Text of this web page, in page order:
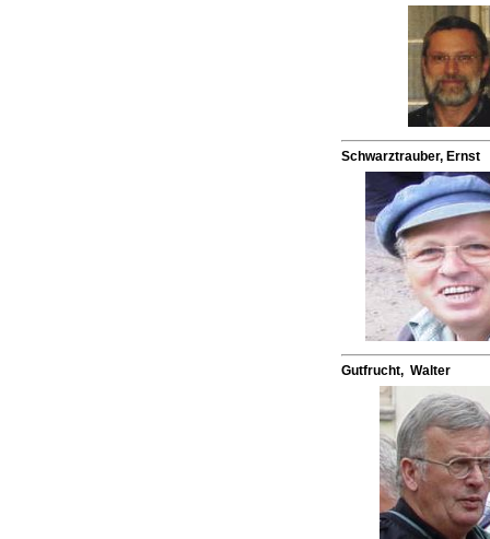
Schwarztrauber, Ernst
Gutfrucht, Walter